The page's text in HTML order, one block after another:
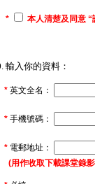
* 本人清楚及同意
輸入你的資料：
* 英文全名：
* 手機號碼：
* 電郵地址：
(用作收取下載課堂錄